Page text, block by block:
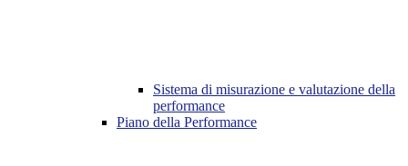
Sistema di misurazione e valutazione della
performance
Piano della Performance